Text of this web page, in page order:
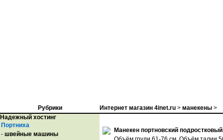
Рубрики
Надежный хостинг
Портниха
- швейные машины
Интернет магазин 4inet.ru > манекены >
Манекен портновский